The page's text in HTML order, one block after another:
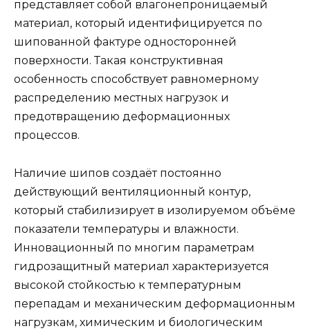
представляет собой влагонепроницаемый
материал, который идентифицируется по
шипованной фактуре односторонней
поверхности. Такая конструктивная
особенность способствует равномерному
распределению местных нагрузок и
предотвращению деформационных
процессов.
Наличие шипов создаёт постоянно
действующий вентиляционный контур,
который стабилизирует в изолируемом объёме
показатели температуры и влажности.
Инновационный по многим параметрам
гидрозащитный материал характеризуется
высокой стойкостью к температурным
перепадам и механическим деформационным
нагрузкам, химическим и биологическим